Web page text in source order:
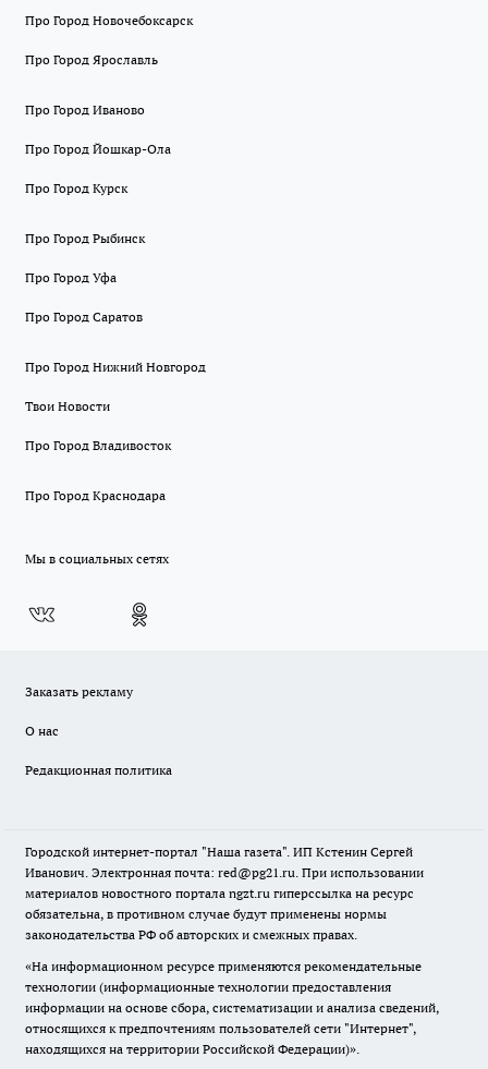
Про Город Новочебоксарск
Про Город Ярославль
Про Город Иваново
Про Город Йошкар-Ола
Про Город Курск
Про Город Рыбинск
Про Город Уфа
Про Город Саратов
Про Город Нижний Новгород
Твои Новости
Про Город Владивосток
Про Город Краснодара
Мы в социальных сетях
Заказать рекламу
О нас
Редакционная политика
Городской интернет-портал "Наша газета". ИП Кстенин Сергей
Иванович. Электронная почта: red@pg21.ru. При использовании
материалов новостного портала ngzt.ru гиперссылка на ресурс
обязательна, в противном случае будут применены нормы
законодательства РФ об авторских и смежных правах.
«На информационном ресурсе применяются рекомендательные
технологии (информационные технологии предоставления
информации на основе сбора, систематизации и анализа сведений,
относящихся к предпочтениям пользователей сети "Интернет",
находящихся на территории Российской Федерации)».